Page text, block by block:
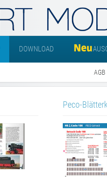
DOWNLOAD
AGB
Peco-